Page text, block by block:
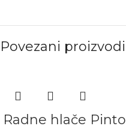
Povezani proizvodi
Radne hlače Pinto